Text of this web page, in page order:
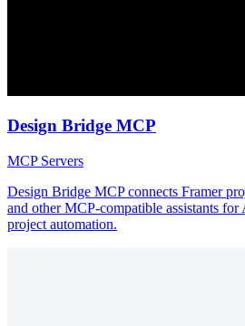
Design Bridge MCP
MCP Servers
Design Bridge MCP connects Framer
and other MCP-compatible assistants for
project automation.